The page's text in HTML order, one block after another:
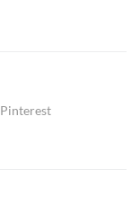
Pinterest